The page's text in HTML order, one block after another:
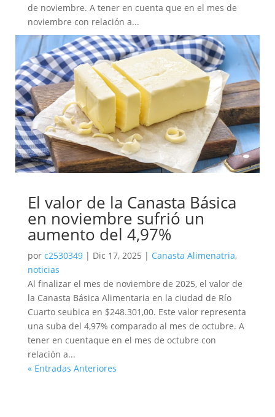
de noviembre. A tener en cuenta que en el mes de
noviembre con relación a...
El valor de la Canasta Básica
en noviembre sufrió un
aumento del 4,97%
por c2530349| Dic 17, 2025 | Canasta Alimenatria,
noticias
Al finalizar el mes de noviembre de 2025, el valor de
la Canasta Básica Alimentaria en la ciudad de Río
Cuarto seubica en $248.301,00. Este valor representa
una suba del 4,97% comparado al mes de octubre. A
tener en cuentaque en el mes de octubre con
relación a...
« Entradas Anteriores